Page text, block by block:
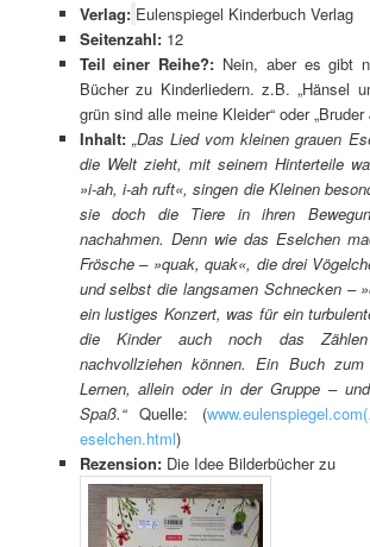
Verlag: Eulenspiegel Kinderbuch Verlag
Seitenzahl: 12
Teil einer Reihe?: Nein, aber es gibt
Bücher zu Kinderliedern. z.B. „Hänsel
grün sind alle meine Kleider“ oder
Inhalt: „Das Lied vom kleinen grauen
die Welt zieht, mit seinem Hinterteile
»i-ah, i-ah ruft«, singen die Kleinen
sie doch die Tiere in ihren
nachahmen. Denn wie das Eselchen
Frösche – »quak, quak«, die drei
und selbst die langsamen Schnecken –
ein lustiges Konzert, was für ein
die Kinder auch noch das
nachvollziehen können. Ein Buch zum
Lernen, allein oder in der Gruppe –
Spaß.“Quelle: (
eselchen.html)
Rezension: Die Idee Bilderbücher zu